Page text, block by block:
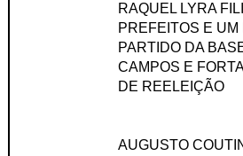
RAQUEL LYRA
PREFEITOS E
PARTIDO DA
CAMPOS E
DE REELEIÇÃO
AUGUSTO